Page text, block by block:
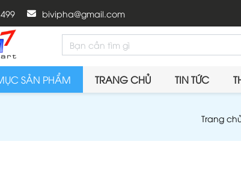
bivipha@gmail.com
SẢN PHẨM TRANG CHỦ TIN TỨC
Trang